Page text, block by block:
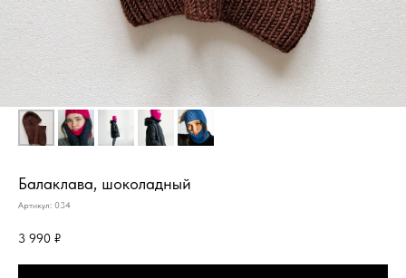
Балаклава, шоколадный
Артикул: 034
3 990 ₽